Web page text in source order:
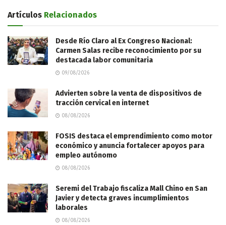
Artículos Relacionados
Desde Río Claro al Ex Congreso Nacional:
Carmen Salas recibe reconocimiento por su
destacada labor comunitaria
09/08/2026
Advierten sobre la venta de dispositivos de
tracción cervical en internet
08/08/2026
FOSIS destaca el emprendimiento como motor
económico y anuncia fortalecer apoyos para
empleo autónomo
08/08/2026
Seremi del Trabajo fiscaliza Mall Chino en San
Javier y detecta graves incumplimientos
laborales
08/08/2026